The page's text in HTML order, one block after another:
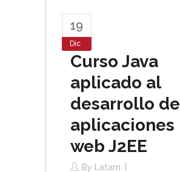
19
Dic
Curso Java
aplicado al
desarrollo de
aplicaciones
web J2EE
By Latam